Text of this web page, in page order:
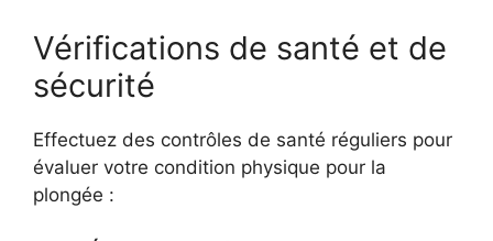
Vérifications de santé et de
sécurité
Effectuez des contrôles de santé réguliers pour
évaluer votre condition physique pour la
plongée :